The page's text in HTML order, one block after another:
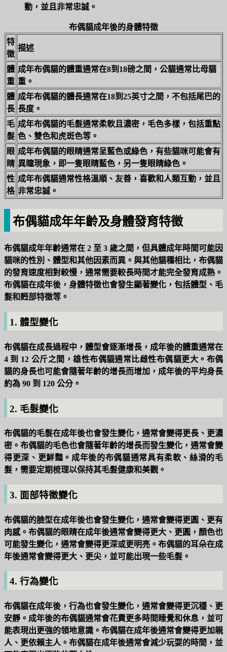
動，並且非常忠誠。
布偶貓成年後的身體特徵
特
徵
描述
體
重
成年布偶貓的體重通常在8到18磅之間，公貓通常比母貓
重。
體
長
成年布偶貓的體長通常在18到25英寸之間，不包括尾巴的
長度。
毛
髮
成年布偶貓的毛髮通常柔軟且濃密，毛色多樣，包括重點
色、雙色和虎斑色等。
眼
睛
成年布偶貓的眼睛通常呈藍色或綠色，有些貓咪可能會有
異瞳現象，即一隻眼睛藍色，另一隻眼睛綠色。
性
格
成年布偶貓通常性格溫順、友善，喜歡和人類互動，並且
非常忠誠。
布偶貓成年年齡及身體發育特徵
布偶貓成年年齡通常在 2 至 3 歲之間，但具體成年時間可能因
貓咪的性別、體型和其他因素而異。與其他貓種相比，布偶貓
的發育速度相對較慢，通常需要較長時間才能完全發育成熟。
布偶貓在成年後，身體特徵也會發生顯著變化，包括體型、毛
髮和麪部特徵等。
1. 體型變化
布偶貓在成長過程中，體型會逐漸增長，成年後的體重通常在
4 到 12 公斤之間，雄性布偶貓通常比雌性布偶貓更大。布偶
貓的身長也可能會隨著年齡的增長而增加，成年後的平均身長
約為 90 到 120 公分。
2. 毛髮變化
布偶貓的毛髮在成年後也會發生變化，通常會變得更長、更濃
密。布偶貓的毛色也會隨著年齡的增長而發生變化，通常會變
得更深、更鮮豔。成年後的布偶貓通常具有柔軟、絲滑的毛
髮，需要定期梳理以保持其毛髮健康和美觀。
3. 面部特徵變化
布偶貓的臉型在成年後也會發生變化，通常會變得更圓、更有
肉感。布偶貓的眼睛在成年後通常會變得更大、更圓，顏色也
可能發生變化，通常會變得更深或更明亮。布偶貓的耳朵在成
年後通常會變得更大、更尖，並可能出現一些毛髮。
4. 行為變化
布偶貓在成年後，行為也會發生變化，通常會變得更沉穩、更
安靜。成年後的布偶貓通常會花費更多時間睡覺和休息，並可
能表現出更強的領地意識。布偶貓在成年後通常會變得更加親
人、更依賴主人。布偶貓在成年後通常會減少玩耍的時間，並